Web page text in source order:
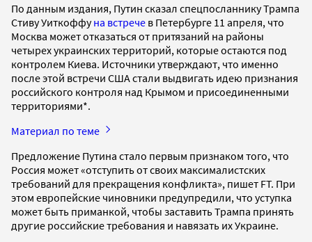
По данным издания, Путин сказал спецпосланнику Трампа
Стиву Уиткоффуна встрече в Петербурге 11 апреля, что
Москва может отказаться от притязаний на районы
четырех украинских территорий, которые остаются под
контролем Киева. Источники утверждают, что именно
после этой встречи США стали выдвигать идею признания
российского контроля над Крымом и присоединенными
территориями*.
Материал по теме
Предложение Путина стало первым признаком того, что
Россия может «отступить от своих максималистских
требований для прекращения конфликта», пишет FT. При
этом европейские чиновники предупредили, что уступка
может быть приманкой, чтобы заставить Трампа принять
другие российские требования и навязать их Украине.